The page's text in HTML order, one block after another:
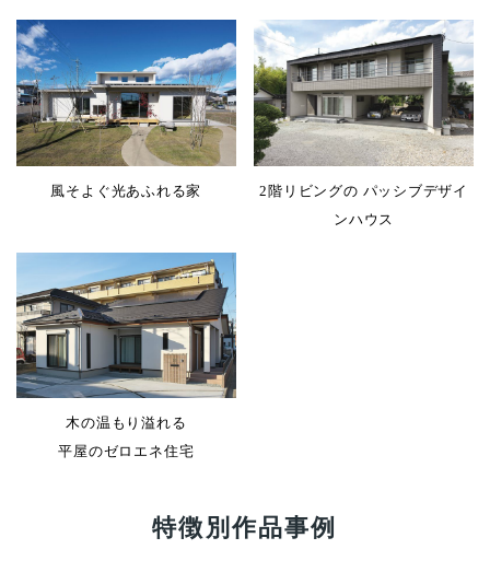
風そよぐ光あふれる家
2階リビングの パッシブデザイ
ンハウス
木の温もり溢れる
平屋のゼロエネ住宅
特徴別作品事例